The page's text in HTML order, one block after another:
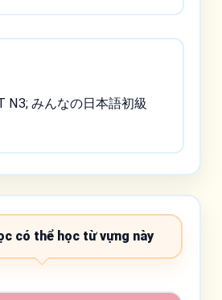
N3; みんなの日本語初級
có thể học từ vựng này